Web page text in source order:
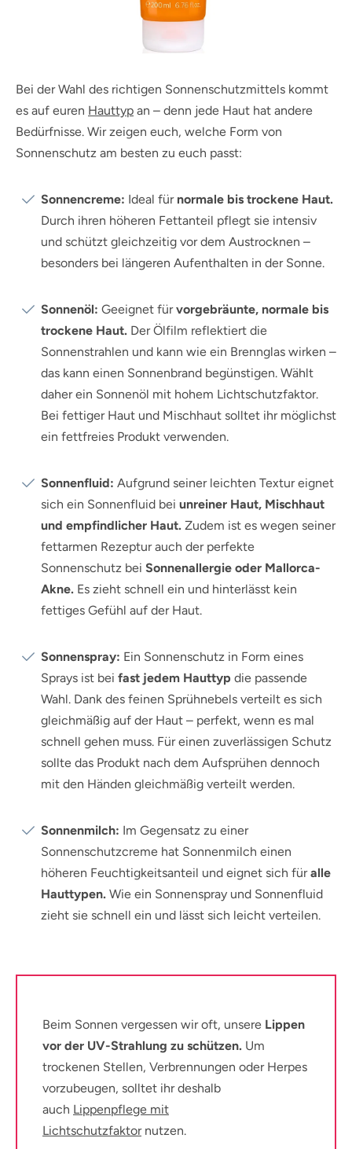
Bei der Wahl des richtigen Sonnenschutzmittels kommt
es auf euren Hauttyp an – denn jede Haut hat andere
Bedürfnisse. Wir zeigen euch, welche Form von
Sonnenschutz am besten zu euch passt:
Sonnencreme: Ideal für normale bis trockene Haut.
Durch ihren höheren Fettanteil pflegt sie intensiv
und schützt gleichzeitig vor dem Austrocknen –
besonders bei längeren Aufenthalten in der Sonne.
Sonnenöl: Geeignet fürvorgebräunte, normale bis
trockene Haut. Der Ölfilm reflektiert die
Sonnenstrahlen und kann wie ein Brennglas wirken –
das kann einen Sonnenbrand begünstigen. Wählt
daher ein Sonnenöl mit hohem Lichtschutzfaktor.
Bei fettiger Haut und Mischhaut solltet ihr möglichst
ein fettfreies Produkt verwenden.
Sonnenfluid: Aufgrund seiner leichten Textur eignet
sich ein Sonnenfluid bei unreiner Haut, Mischhaut
und empfindlicher Haut. Zudem ist es wegen seiner
fettarmen Rezeptur auch der perfekte
Sonnenschutz bei Sonnenallergie oder Mallorca-
Akne. Es zieht schnell ein und hinterlässt kein
fettiges Gefühl auf der Haut.
Sonnenspray: Ein Sonnenschutz in Form eines
Sprays ist bei fast jedem Hauttyp die passende
Wahl. Dank des feinen Sprühnebels verteilt es sich
gleichmäßig auf der Haut – perfekt, wenn es mal
schnell gehen muss. Für einen zuverlässigen Schutz
sollte das Produkt nach dem Aufsprühen dennoch
mit den Händen gleichmäßig verteilt werden.
Sonnenmilch: Im Gegensatz zu einer
Sonnenschutzcreme hat Sonnenmilch einen
höheren Feuchtigkeitsanteil und eignet sich füralle
Hauttypen. Wie ein Sonnenspray und Sonnenfluid
zieht sie schnell ein und lässt sich leicht verteilen.
Beim Sonnen vergessen wir oft, unsere Lippen
vor der UV-Strahlung zu schützen. Um
trockenen Stellen, Verbrennungen oder Herpes
vorzubeugen, solltet ihr deshalb
auch Lippenpflege mit
Lichtschutzfaktornutzen.